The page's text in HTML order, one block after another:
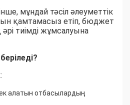
мұндай тәсіл әлеуметтік
қамтамасыз етіп, бюджет
тиімді жұмсалуына
алатын отбасылардың